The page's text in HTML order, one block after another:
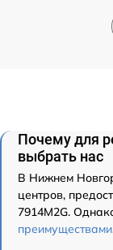
Почему для
выбрать нас
В Нижнем
центров,
7914M2G.
преимуществами